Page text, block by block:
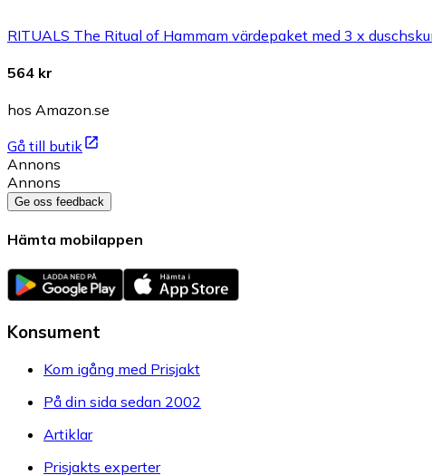
RITUALS The Ritual of Hammam värdepaket med 3 x
564 kr
hos Amazon.se
Gå till butik
Annons
Annons
Ge oss feedback
Hämta mobilappen
Konsument
Kom igång med Prisjakt
På din sida sedan 2002
Artiklar
Prisjakts experter